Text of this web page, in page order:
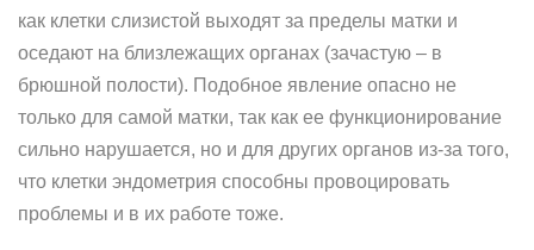
как клетки слизистой выходят за пределы матки и
оседают на близлежащих органах (зачастую – в
брюшной полости). Подобное явление опасно не
только для самой матки, так как ее функционирование
сильно нарушается, но и для других органов из-за того,
что клетки эндометрия способны провоцировать
проблемы и в их работе тоже.